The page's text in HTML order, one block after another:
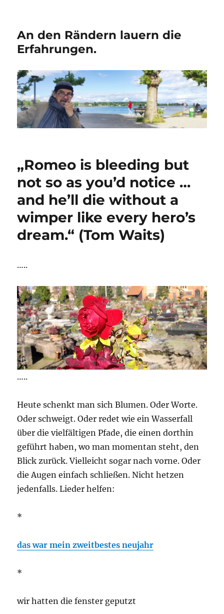
An den Rändern lauern die
Erfahrungen.
„Romeo is bleeding but
not so as you’d notice …
and he’ll die without a
wimper like every hero’s
dream.“ (Tom Waits)
…..
…..
Heute schenkt man sich Blumen. Oder Worte.
Oder schweigt. Oder redet wie ein Wasserfall
über die vielfältigen Pfade, die einen dorthin
geführt haben, wo man momentan steht, den
Blick zurück. Vielleicht sogar nach vorne. Oder
die Augen einfach schließen. Nicht hetzen
jedenfalls. Lieder helfen:
*
das war mein zweitbestes neujahr
*
wir hatten die fenster geputzt